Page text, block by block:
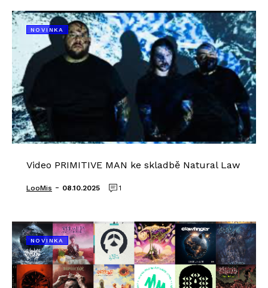
NOVINKA
Video PRIMITIVE MAN ke skladbě Natural Law
LooMis - 08.10.2025 1
NOVINKA